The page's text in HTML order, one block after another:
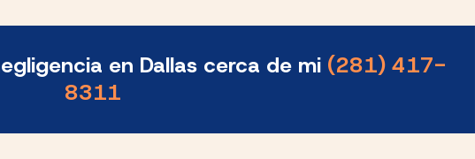
en Dallas cerca de mi (281) 417-
8311